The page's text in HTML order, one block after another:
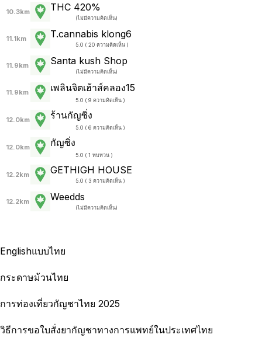
10.3km THC 420%
(ไม่มีความคิดเห็น)
11.1km T.cannabis klong6
5.0 ( 20 ความคิดเห็น )
11.9km Santa kush Shop
(ไม่มีความคิดเห็น)
11.9km เพลินจิตเฮ้าส์คลอง15
5.0 ( 9 ความคิดเห็น )
12.0km ร้านกัญซิ่ง
5.0 ( 6 ความคิดเห็น )
12.0km กัญซิ่ง
5.0 ( 1 ทบทวน )
12.2km GETHIGH HOUSE
5.0 ( 3 ความคิดเห็น )
12.2km Weedds
(ไม่มีความคิดเห็น)
Englishแบบไทย
กระดาษม้วนไทย
การท่องเที่ยวกัญชาไทย 2025
วิธีการขอใบสั่งยากัญชาทางการแพทย์ในประเทศไทย